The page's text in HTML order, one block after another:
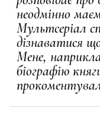
неодмінно
Мультсеріал
дізнаватися
Мене,
біографію